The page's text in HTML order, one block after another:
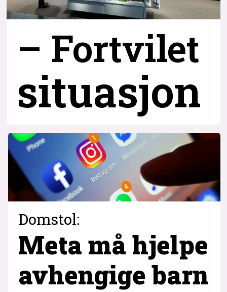
– Fortvilet
situasjon
Domstol:
Meta må hjelpe
avhengige barn